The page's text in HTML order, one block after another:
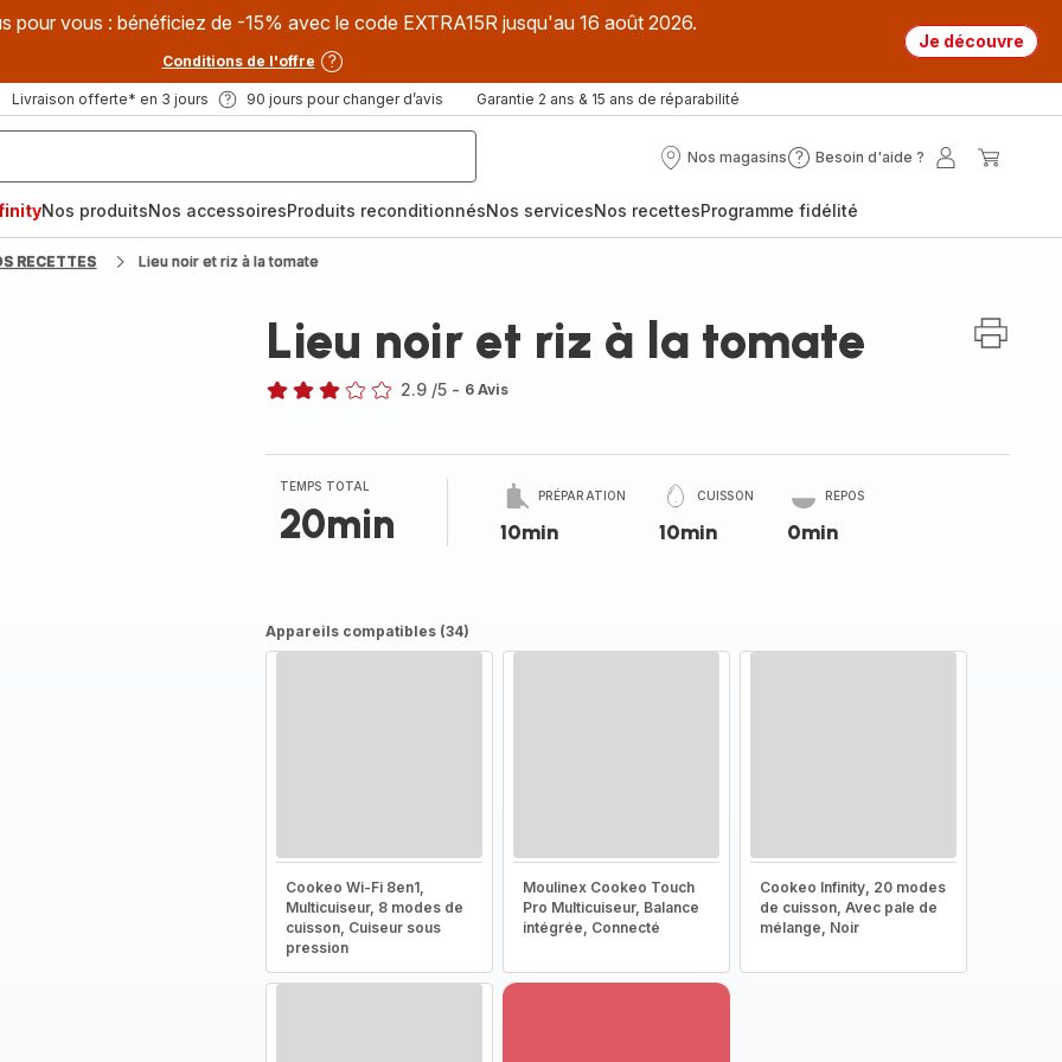
pour vous : bénéficiez de -15% avec le code EXTRA15R jusqu'au 16 août 2026.
Conditions de l'offre
Je découvre
Livraison offerte* en 3 jours 90 jours pour changer d’avis Garantie 2 ans & 15 ans de réparabilité
Nos magasins
Nos
Besoin d'aide ?
Besoin
?
Mon
Nos produitsNos accessoiresProduits reconditionnésNos servicesNos recettesProgramme fidélité
RECETTES Lieu noir et riz à la tomate
Lieu noir et riz à la tomate
2.9 /5 - 6 Avis
TEMPS TOTAL
20min
PRÉPARATION
10min
CUISSON
10min
REPOS
0min
Appareils compatibles (34)
Cookeo Wi-Fi 8en1,
Multicuiseur, 8 modes de
cuisson, Cuiseur sous
pression
Moulinex Cookeo Touch
Pro Multicuiseur, Balance
intégrée, Connecté
Cookeo Infinity, 20 modes
de cuisson, Avec pale de
mélange, Noir